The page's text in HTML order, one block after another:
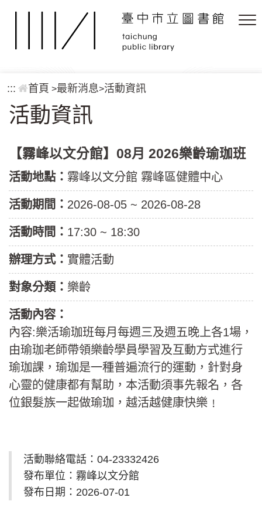
::: 首頁 >最新消息>活動資訊
活動資訊
【霧峰以文分館】08月 2026樂齡瑜珈班
活動地點： 霧峰以文分館 霧峰區健體中心
活動期間： 2026-08-05 ~ 2026-08-28
活動時間： 17:30 ~ 18:30
辦理方式： 實體活動
對象分類： 樂齡
活動內容：
內容:樂活瑜珈班每月每週三及週五晚上各1場，
由瑜珈老師帶領樂齡學員學習及互動方式進行
瑜珈課，瑜珈是一種普遍流行的運動，針對身
心靈的健康都有幫助，本活動須事先報名，各
位銀髮族一起做瑜珈，越活越健康快樂﹗
活動聯絡電話：04-23332426
發布單位：霧峰以文分館
發布日期：2026-07-01